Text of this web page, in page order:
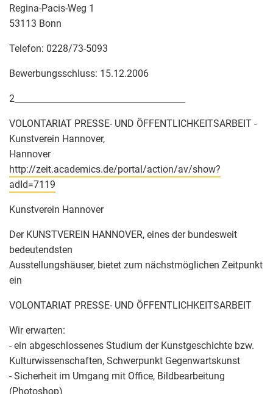
Regina-Pacis-Weg 1
53113 Bonn
Telefon: 0228/73-5093
Bewerbungsschluss: 15.12.2006
2________________________________________
VOLONTARIAT PRESSE- UND ÖFFENTLICHKEITSARBEIT -
Kunstverein Hannover,
Hannover
http://zeit.academics.de/portal/action/av/show?
adId=7119
Kunstverein Hannover
Der KUNSTVEREIN HANNOVER, eines der bundesweit
bedeutendsten
Ausstellungshäuser, bietet zum nächstmöglichen Zeitpunkt
ein
VOLONTARIAT PRESSE- UND ÖFFENTLICHKEITSARBEIT
Wir erwarten:
- ein abgeschlossenes Studium der Kunstgeschichte bzw.
Kulturwissenschaften, Schwerpunkt Gegenwartskunst
- Sicherheit im Umgang mit Office, Bildbearbeitung
(Photoshop)